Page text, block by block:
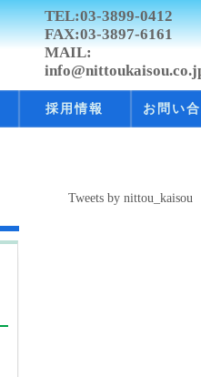
TEL:03-3899-0412
FAX:03-3897-6161
MAIL:
採用情報 お問い
Tweets by nittou_kaisou